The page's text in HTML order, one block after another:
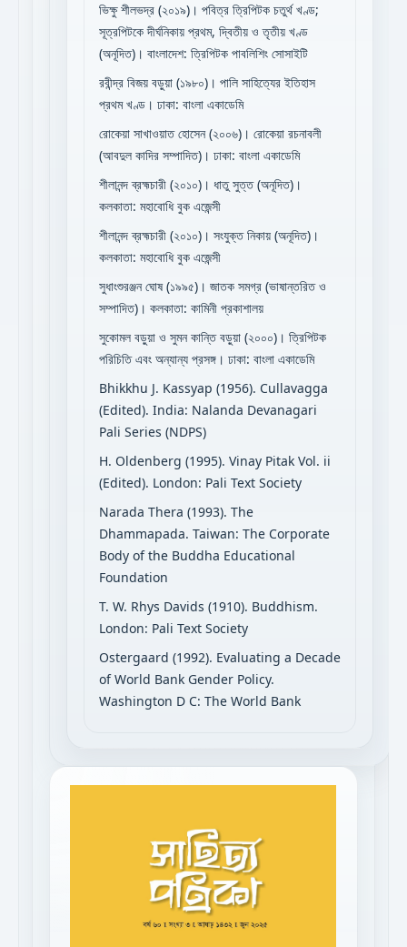
ভিক্ষু শীলভদ্র (২০১৯)। পবিত্র ত্রিপিটক চতুর্থ খণ্ড;
সূত্রপিটকে দীর্ঘনিকায় প্রথম, দ্বিতীয় ও তৃতীয় খণ্ড
(অনূদিত)। বাংলাদেশ: ত্রিপিটক পাবলিশিং সোসাইটি
রবীন্দ্র বিজয় বড়ুয়া (১৯৮০)। পালি সাহিত্যের ইতিহাস
প্রথম খণ্ড। ঢাকা: বাংলা একাডেমি
রোকেয়া সাখাওয়াত হোসেন (২০০৬)। রোকেয়া রচনাবলী
(আবদুল কাদির সম্পাদিত)। ঢাকা: বাংলা একাডেমি
শীলানন্দ ব্রহ্মচারী (২০১০)। ধাতু সুত্ত (অনূদিত)।
কলকাতা: মহাবোধি বুক এজেন্সী
শীলানন্দ ব্রহ্মচারী (২০১০)। সংযুক্ত নিকায় (অনূদিত)।
কলকাতা: মহাবোধি বুক এজেন্সী
সুধাংশুরঞ্জন ঘোষ (১৯৯৫)। জাতক সমগ্র (ভাষান্তরিত ও
সম্পাদিত)। কলকাতা: কামিনী প্রকাশালয়
সুকোমল বড়ুয়া ও সুমন কান্তি বড়ুয়া (২০০০)। ত্রিপিটক
পরিচিতি এবং অন্যান্য প্রসঙ্গ। ঢাকা: বাংলা একাডেমি
Bhikkhu J. Kassyap (1956). Cullavagga
(Edited). India: Nalanda Devanagari
Pali Series (NDPS)
H. Oldenberg (1995). Vinay Pitak Vol. ii
(Edited). London: Pali Text Society
Narada Thera (1993). The
Dhammapada. Taiwan: The Corporate
Body of the Buddha Educational
Foundation
T. W. Rhys Davids (1910). Buddhism.
London: Pali Text Society
Ostergaard (1992). Evaluating a Decade
of World Bank Gender Policy.
Washington D C: The World Bank